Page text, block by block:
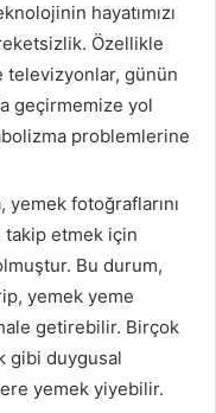
hayatımızı
Özellikle
televizyonlar, günün
geçirmemize yol
problemlerine
yemek fotoğraflarını
takip etmek için
Bu durum,
yemek yeme
hale getirebilir. Birçok
gibi duygusal
yemek yiyebilir.